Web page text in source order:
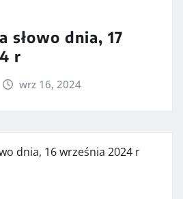
słowo dnia, 17
r
wrz 16, 2024